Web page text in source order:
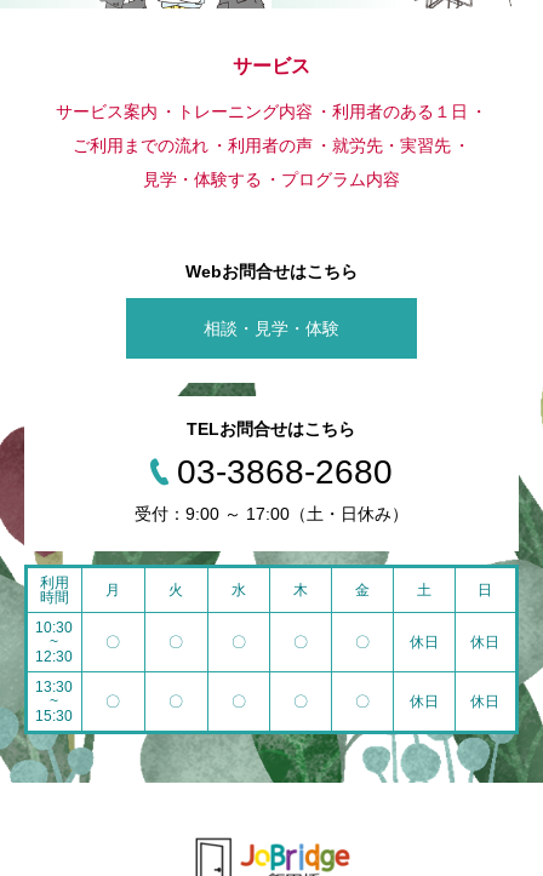
サービス
サービス案内 トレーニング内容
利用者のある１日
ご利用までの流れ
利用者の声
就労先・実習先
見学・体験する
プログラム内容
Webお問合せはこちら
相談・見学・体験
TELお問合せはこちら
03-3868-2680
受付：9:00 ～ 17:00（土・日休み）
利用
時間
月 火 水 木 金 土 日
10:30
~
12:30
〇 〇 〇 〇 〇 休日 休日
13:30
~
15:30
〇 〇 〇 〇 〇 休日 休日